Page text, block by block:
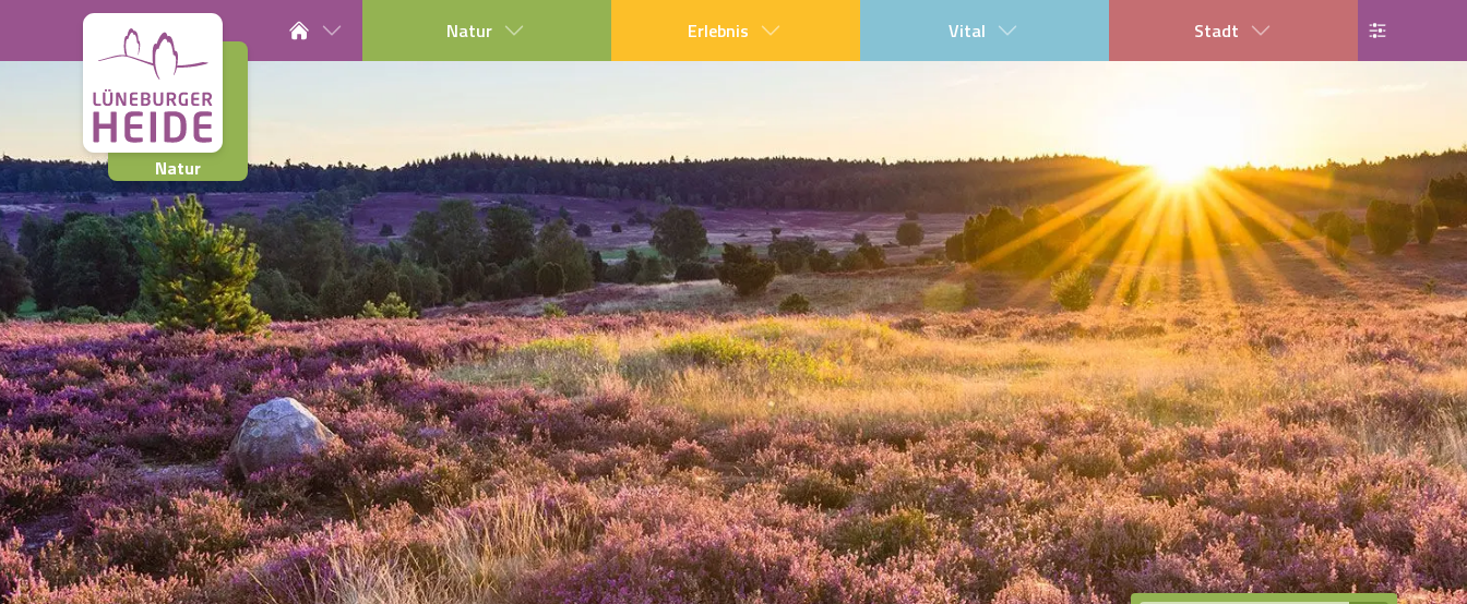
Natur
Natur Erlebnis Vital Stadt